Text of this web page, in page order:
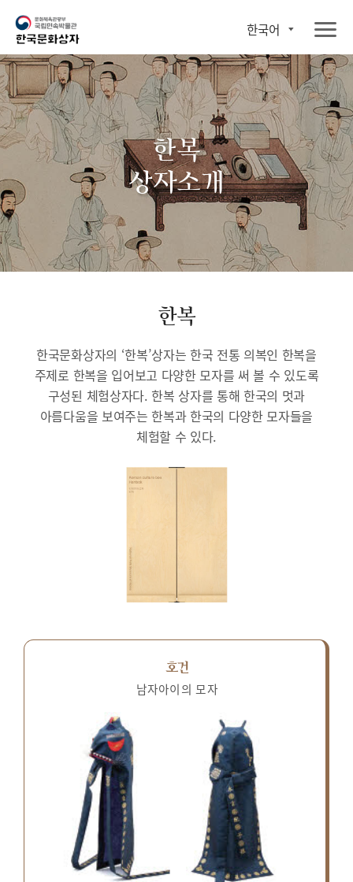
한국어
한복
상자소개
한복
한국문화상자의 ‘한복’상자는 한국 전통 의복인 한복을
주제로 한복을 입어보고 다양한 모자를 써 볼 수 있도록
구성된 체험상자다. 한복 상자를 통해 한국의 멋과
아름다움을 보여주는 한복과 한국의 다양한 모자들을
체험할 수 있다.
호건
남자아이의 모자